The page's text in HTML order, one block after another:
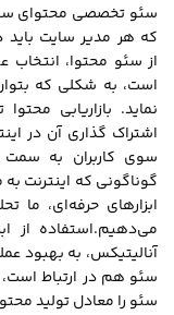
سئو تخصصی محتوای
که هر مدیر سایت باید
از سئو محتوا،
است، به شکلی که
نماید. بازاریابی
اشتراک گذاری آن در
سوی کاربران به سمت
گوناگونی که اینترنت
ابزارهای حرفه‌ای،
می‌دهیم.استفاده از
آنالیتیکس، به بهبود
سئو هم در ارتباط
سئو را معادل تولید